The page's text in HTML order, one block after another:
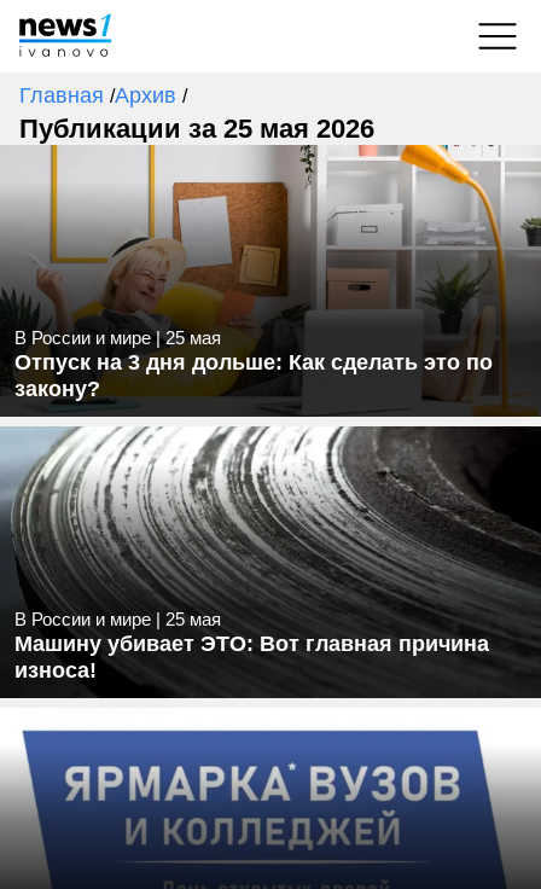
Главная /Архив /
Публикации за 25 мая 2026
В России и мире|25 мая
Отпуск на 3 дня дольше: Как сделать это по
закону?
В России и мире | 25 мая
Машину убивает ЭТО: Вот главная причина
износа!